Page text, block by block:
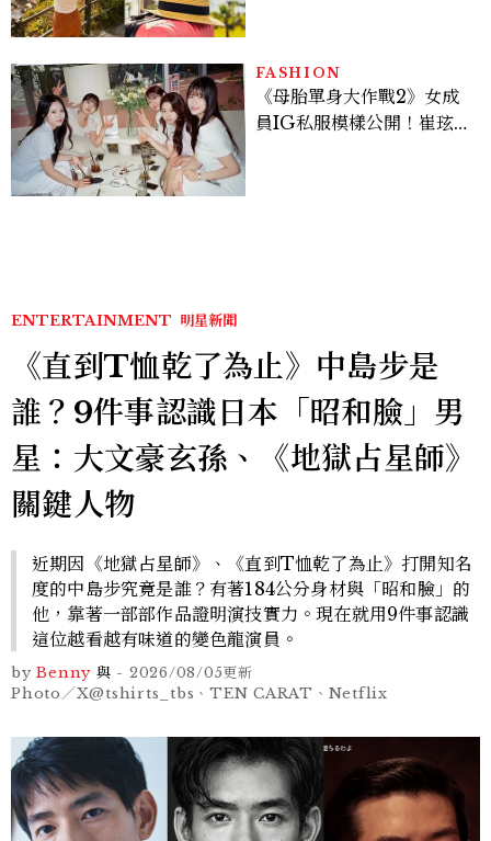
FASHION
《母胎單身大作戰2》女成
員IG私服模樣公開！崔玹諝
ENTERTAINMENT 明星新聞
《直到T恤乾了為止》中島步是
誰？9件事認識日本「昭和臉」男
星：大文豪玄孫、《地獄占星師》
關鍵人物
近期因《地獄占星師》、《直到T恤乾了為止》打開知名
度的中島步究竟是誰？有著184公分身材與「昭和臉」的
他，靠著一部部作品證明演技實力。現在就用9件事認識
這位越看越有味道的變色龍演員。
by Benny 與 - 2026/08/05更新
Photo／X@tshirts_tbs、TEN CARAT、Netflix